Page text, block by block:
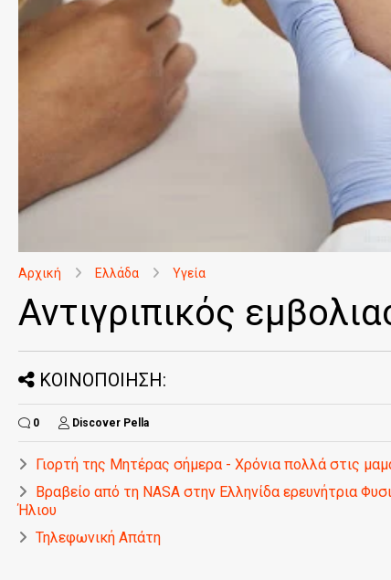
Αρχική Ελλάδα Υγεία
Αντιγριπικός
ΚΟΙΝΟΠΟΙΗΣΗ:
0 Discover Pella
Γιορτή της Μητέρας σήμερα - Χρόνια πολλά στις
Βραβείο από τη ΝASA στην Ελληνίδα ερευνήτρια
Ήλιου
Τηλεφωνική Απάτη